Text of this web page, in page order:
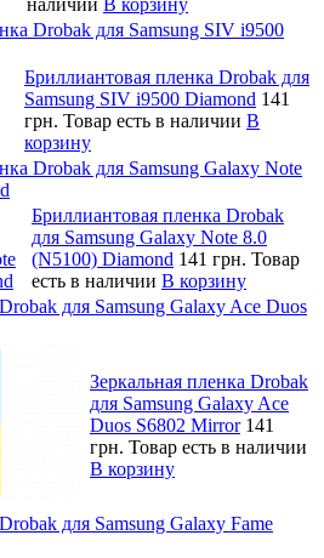
Drobak для Samsung SIV i9500
Бриллиантовая пленка Drobak для
Samsung SIV i9500 Diamond 141
грн. Товар есть в наличии В
корзину
Drobak для Samsung Galaxy Note
Бриллиантовая пленка Drobak
для Samsung Galaxy Note 8.0
(N5100) Diamond 141 грн. Товар
есть в наличии В корзину
для Samsung Galaxy Ace Duos
Зеркальная пленка Drobak
для Samsung Galaxy Ace
Duos S6802 Mirror 141
грн. Товар есть в наличии
В корзину
для Samsung Galaxy Fame